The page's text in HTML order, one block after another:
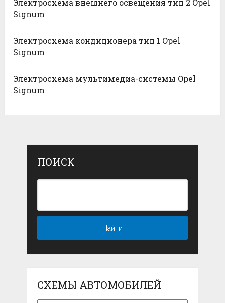
Электросхема внешнего освещения тип 2 Opel
Signum
Электросхема кондиционера тип 1 Opel
Signum
Электросхема мультимедиа-системы Opel
Signum
ПОИСК
СХЕМЫ АВТОМОБИЛЕЙ